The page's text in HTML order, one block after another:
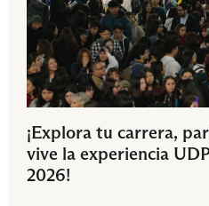
¡Explora tu carrera,
vive la experiencia
2026!